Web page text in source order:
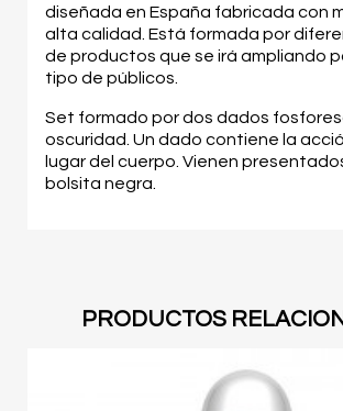
diseñada en España fabricada con
alta calidad. Está formada por
de productos que se irá ampliando
tipo de públicos.
Set formado por dos dados
oscuridad. Un dado contiene la
lugar del cuerpo. Vienen
bolsita negra.
PRODUCTOS